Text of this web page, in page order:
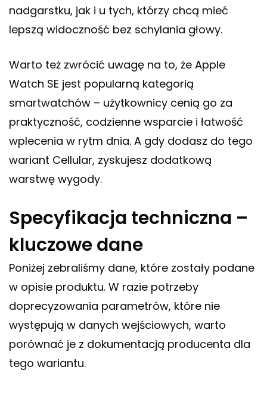
nadgarstku, jak i u tych, którzy chcą mieć
lepszą widoczność bez schylania głowy.
Warto też zwrócić uwagę na to, że Apple
Watch SE jest popularną kategorią
smartwatchów – użytkownicy cenią go za
praktyczność, codzienne wsparcie i łatwość
wplecenia w rytm dnia. A gdy dodasz do tego
wariant Cellular, zyskujesz dodatkową
warstwę wygody.
Specyfikacja techniczna –
kluczowe dane
Poniżej zebraliśmy dane, które zostały podane
w opisie produktu. W razie potrzeby
doprecyzowania parametrów, które nie
występują w danych wejściowych, warto
porównać je z dokumentacją producenta dla
tego wariantu.